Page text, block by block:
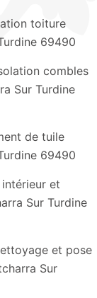
toiture
69490
combles
Sur Turdine
de tuile
69490
et
Sur Turdine
et pose
Sur